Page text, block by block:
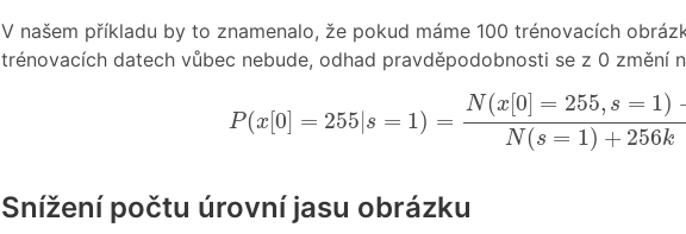
V našem příkladu by to znamenalo, že pokud máme 100 trénovacích
trénovacích datech vůbec nebude, odhad pravděpodobnosti se z 0 změní
P (x[0] = 255|s = 1) =
N(x[0] = 255, s = 1)
N(s = 1) + 256k
[0]=255 s=1) + ( s
Snížení počtu úrovní jasu obrázku